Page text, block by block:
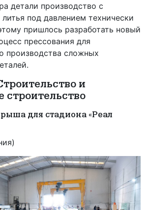
детали производство с
под давлением технически
пришлось разработать новый
прессования для
производства сложных
и
строительство
для стадиона «Реал